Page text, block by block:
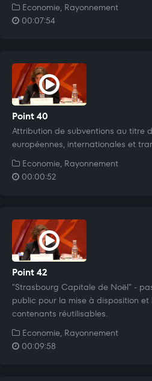
Economie, Rayonnement
00:07:54
Point 40
Attribution de subventions au titre
européennes, internationales et
Economie, Rayonnement
00:00:52
Point 42
"Strasbourg Capitale de Noël" -
public pour la mise à disposition
contenants réutilisables.
Economie, Rayonnement
00:09:58